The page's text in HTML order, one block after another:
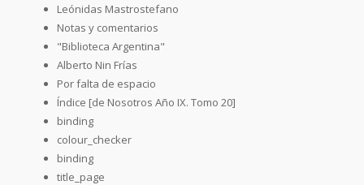
Leónidas Mastrostefano
Notas y comentarios
"Biblioteca Argentina"
Alberto Nin Frías
Por falta de espacio
Índice [de Nosotros Año IX. Tomo 20]
binding
colour_checker
binding
title_page